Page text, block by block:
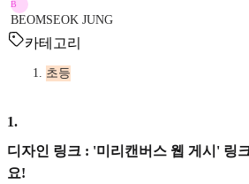
B
BEOMSEOK JUNG
카테고리
초등
1.
디자인 링크 : '미리캔버스 웹 게시' 링
요!